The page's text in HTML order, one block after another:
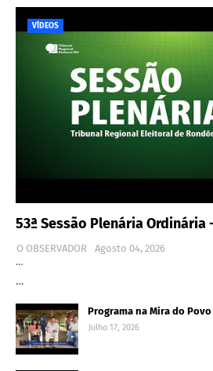
VÍDEOS
53ª Sessão Plenária
O OBSERVADOR
Agosto 04, 2026
…
…
Programa na Mira do
Julho 17, 2026